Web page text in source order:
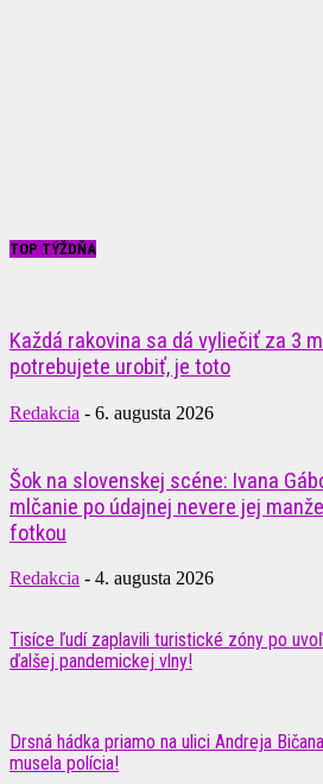
TOP TÝŽDŇA
Každá rakovina sa dá vyliečiť za 3
potrebujete urobiť, je toto
Redakcia - 6. augusta 2026
Šok na slovenskej scéne: Ivana
mlčanie po údajnej nevere jej
fotkou
Redakcia - 4. augusta 2026
Tisíce ľudí zaplavili turistické zóny po
ďalšej pandemickej vlny!
Drsná hádka priamo na ulici Andreja
musela polícia!